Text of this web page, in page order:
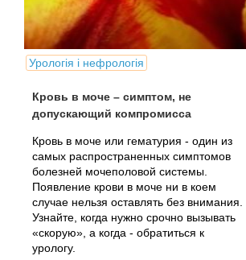
Урологія і нефрологія
Кровь в моче – симптом, не
допускающий компромисса
Кровь в моче или гематурия - один из
самых распространенных симптомов
болезней мочеполовой системы.
Появление крови в моче ни в коем
случае нельзя оставлять без внимания.
Узнайте, когда нужно срочно вызывать
«скорую», а когда - обратиться к
урологу.